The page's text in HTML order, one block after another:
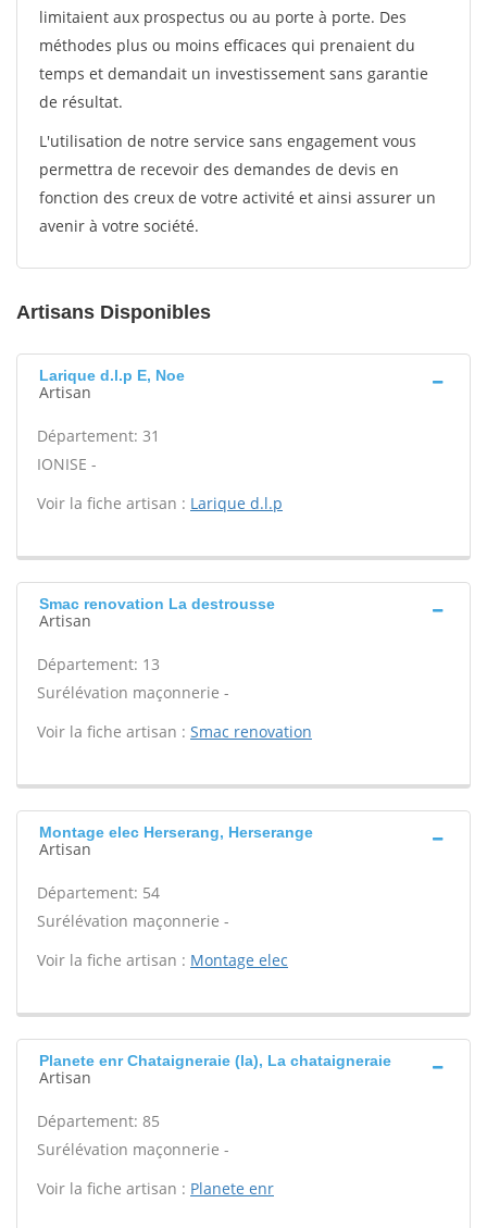
limitaient aux prospectus ou au porte à porte. Des
méthodes plus ou moins efficaces qui prenaient du
temps et demandait un investissement sans garantie
de résultat.
L'utilisation de notre service sans engagement vous
permettra de recevoir des demandes de devis en
fonction des creux de votre activité et ainsi assurer un
avenir à votre société.
Artisans Disponibles
Larique d.l.p E, Noe
Artisan
Département: 31
IONISE -
Voir la fiche artisan : Larique d.l.p
Smac renovation La destrousse
Artisan
Département: 13
Surélévation maçonnerie -
Voir la fiche artisan : Smac renovation
Montage elec Herserang, Herserange
Artisan
Département: 54
Surélévation maçonnerie -
Voir la fiche artisan : Montage elec
Planete enr Chataigneraie (la), La chataigneraie
Artisan
Département: 85
Surélévation maçonnerie -
Voir la fiche artisan : Planete enr